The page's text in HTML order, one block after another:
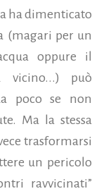
ha dimenticato
(magari per un
oppure il
può
poco se non
Ma la stessa
trasformarsi
un pericolo
ravvicinati”